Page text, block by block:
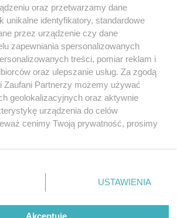
19 / 0
prywatności regulamin korzystania z portali
Skontakuj sięz nami
Kontakt
Wydawca
Redakcja
oraz przetwarzamy dane
unikalne identyfikatory, standardowe
przez urządzenie czy dane
zapewniania spersonalizowanych
treści, pomiar reklam i
oraz ulepszanie usług. Za zgodą
Zaufani Partnerzy możemy używać
geolokalizacyjnych oraz aktywnie
urządzenia do celów
cenimy Twoją prywatność, prosimy
się w lewym dolnym rogu strony
przetwarzania danych nie wymagają
ale masz prawo sprzeciwić się
Preferencje będą miały
USTAWIENIA
Akceptuję